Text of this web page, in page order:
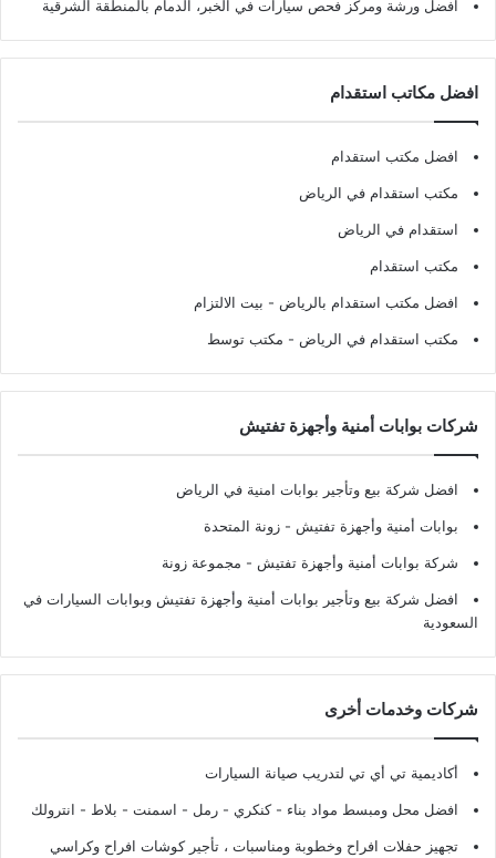
افضل ورشة ومركز فحص سيارات في الخبر، الدمام بالمنطقة الشرقية
افضل مكاتب استقدام
افضل مكتب استقدام
مكتب استقدام في الرياض
استقدام في الرياض
مكتب استقدام
افضل مكتب استقدام بالرياض - بيت الالتزام
مكتب استقدام في الرياض - مكتب توسط
شركات بوابات أمنية وأجهزة تفتيش
افضل شركة بيع وتأجير بوابات امنية في الرياض
بوابات أمنية وأجهزة تفتيش - زونة المتحدة
شركة بوابات أمنية وأجهزة تفتيش - مجموعة زونة
افضل شركة بيع وتأجير بوابات أمنية وأجهزة تفتيش وبوابات السيارات في
السعودية
شركات وخدمات أخرى
أكاديمية تي أي تي لتدريب صيانة السيارات
افضل محل ومبسط مواد بناء - كنكري - رمل - اسمنت - بلاط - انترولك
تجهيز حفلات افراح وخطوبة ومناسبات ، تأجير كوشات افراح وكراسي